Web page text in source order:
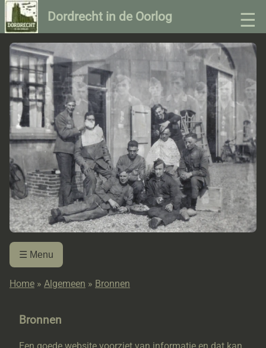
Dordrecht in de Oorlog ☰
☰ Menu
Home » Algemeen » Bronnen
Bronnen